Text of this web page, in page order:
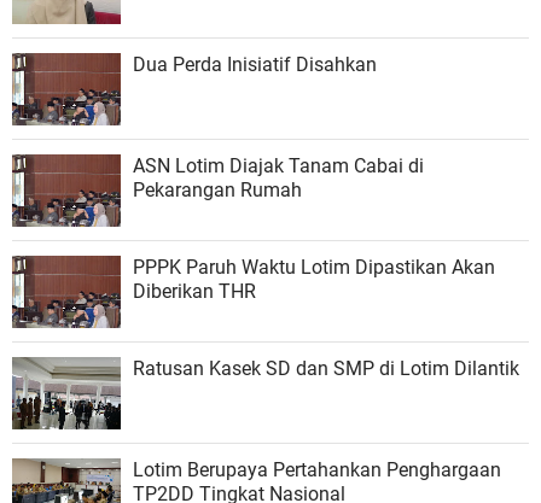
Dua Perda Inisiatif Disahkan
ASN Lotim Diajak Tanam Cabai di
Pekarangan Rumah
PPPK Paruh Waktu Lotim Dipastikan Akan
Diberikan THR
Ratusan Kasek SD dan SMP di Lotim Dilantik
Lotim Berupaya Pertahankan Penghargaan
TP2DD Tingkat Nasional